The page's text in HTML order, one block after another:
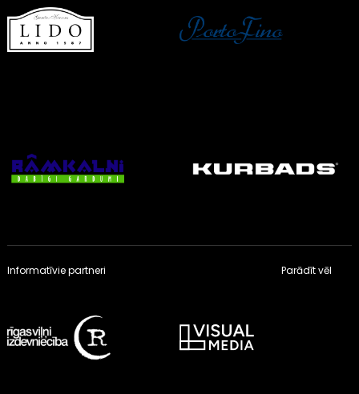
Informatīvie partneri Parādīt vēl